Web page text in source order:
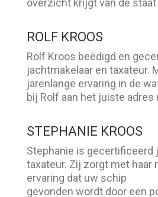
overzicht krijgt van de staat
ROLF KROOS
Rolf Kroos beëdigd en
jachtmakelaar en taxateur.
jarenlange ervaring in de
bij Rolf aan het juiste adres
STEPHANIE KROOS
Stephanie is gecertificeerd
taxateur. Zij zorgt met haar
ervaring dat uw schip
gevonden wordt door een